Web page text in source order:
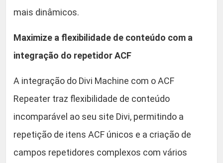
mais dinâmicos.
Maximize a flexibilidade de conteúdo com a
integração do repetidor ACF
A integração do Divi Machine com o ACF
Repeater traz flexibilidade de conteúdo
incomparável ao seu site Divi, permitindo a
repetição de itens ACF únicos e a criação de
campos repetidores complexos com vários